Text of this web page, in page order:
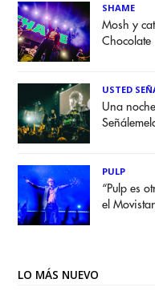
SHAME
Mosh y
Chocolate
USTED
Una
PULP
“Pulp es
el
LO MÁS NUEVO